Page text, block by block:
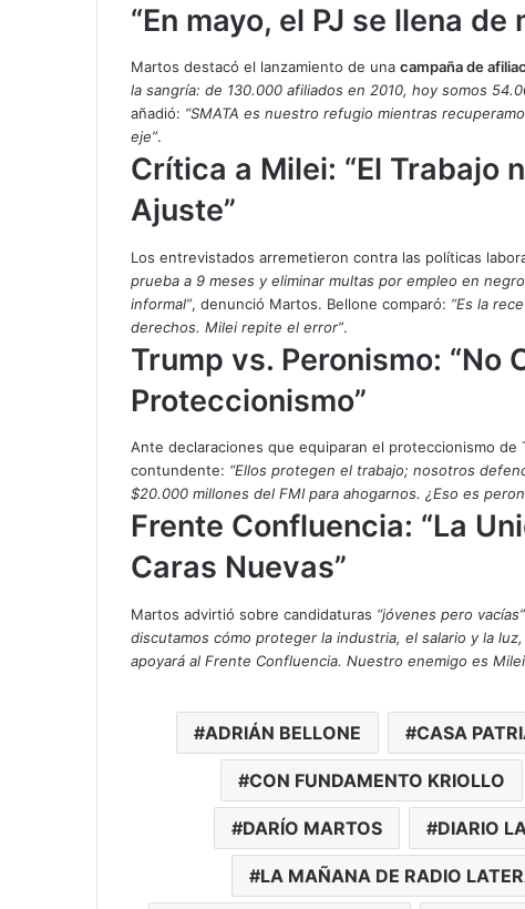
“En mayo, el PJ se llena de
Martos destacó el lanzamiento de una campaña de
la sangría: de 130.000 afiliados en 2010, hoy somos
añadió: “SMATA es nuestro refugio mientras
eje”.
Crítica a Milei: “El Trabajo
Ajuste”
Los entrevistados arremetieron contra las políticas
prueba a 9 meses y eliminar multas por empleo en
informal”, denunció Martos. Bellone comparó: “Es la
derechos. Milei repite el error”.
Trump vs. Peronismo: “No
Proteccionismo”
Ante declaraciones que equiparan el proteccionismo
contundente: “Ellos protegen el trabajo; nosotros
$20.000 millones del FMI para ahogarnos. ¿Eso es
Frente Confluencia: “La
Caras Nuevas”
Martos advirtió sobre candidaturas “jóvenes pero vacías”
discutamos cómo proteger la industria, el salario y la luz,
apoyará al Frente Confluencia. Nuestro enemigo es
ADRIÁN BELLONE CASA
CON FUNDAMENTO KRIOLLO
DARÍO MARTOS DIARIO
LA MAÑANA DE RADIO